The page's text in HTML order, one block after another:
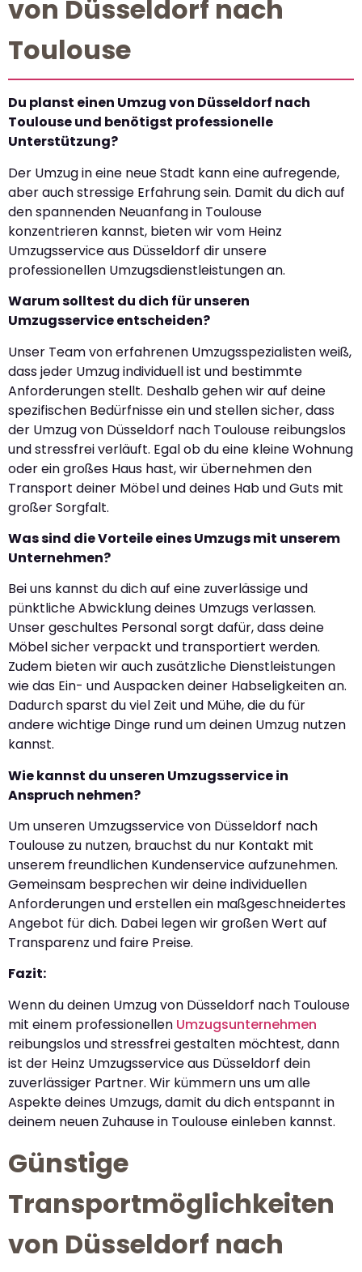
von Düsseldorf nach
Toulouse
Du planst einen Umzug von Düsseldorf nach
Toulouse und benötigst professionelle
Unterstützung?
Der Umzug in eine neue Stadt kann eine aufregende,
aber auch stressige Erfahrung sein. Damit du dich auf
den spannenden Neuanfang in Toulouse
konzentrieren kannst, bieten wir vom Heinz
Umzugsservice aus Düsseldorf dir unsere
professionellen Umzugsdienstleistungen an.
Warum solltest du dich für unseren
Umzugsservice entscheiden?
Unser Team von erfahrenen Umzugsspezialisten weiß,
dass jeder Umzug individuell ist und bestimmte
Anforderungen stellt. Deshalb gehen wir auf deine
spezifischen Bedürfnisse ein und stellen sicher, dass
der Umzug von Düsseldorf nach Toulouse reibungslos
und stressfrei verläuft. Egal ob du eine kleine Wohnung
oder ein großes Haus hast, wir übernehmen den
Transport deiner Möbel und deines Hab und Guts mit
großer Sorgfalt.
Was sind die Vorteile eines Umzugs mit unserem
Unternehmen?
Bei uns kannst du dich auf eine zuverlässige und
pünktliche Abwicklung deines Umzugs verlassen.
Unser geschultes Personal sorgt dafür, dass deine
Möbel sicher verpackt und transportiert werden.
Zudem bieten wir auch zusätzliche Dienstleistungen
wie das Ein- und Auspacken deiner Habseligkeiten an.
Dadurch sparst du viel Zeit und Mühe, die du für
andere wichtige Dinge rund um deinen Umzug nutzen
kannst.
Wie kannst du unseren Umzugsservice in
Anspruch nehmen?
Um unseren Umzugsservice von Düsseldorf nach
Toulouse zu nutzen, brauchst du nur Kontakt mit
unserem freundlichen Kundenservice aufzunehmen.
Gemeinsam besprechen wir deine individuellen
Anforderungen und erstellen ein maßgeschneidertes
Angebot für dich. Dabei legen wir großen Wert auf
Transparenz und faire Preise.
Fazit:
Wenn du deinen Umzug von Düsseldorf nach Toulouse
mit einem professionellen Umzugsunternehmen
reibungslos und stressfrei gestalten möchtest, dann
ist der Heinz Umzugsservice aus Düsseldorf dein
zuverlässiger Partner. Wir kümmern uns um alle
Aspekte deines Umzugs, damit du dich entspannt in
deinem neuen Zuhause in Toulouse einleben kannst.
Günstige
Transportmöglichkeiten
von Düsseldorf nach